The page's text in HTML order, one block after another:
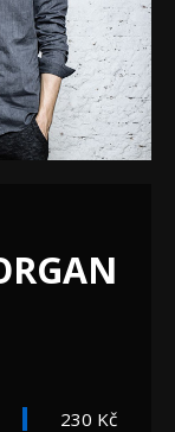
230 Kč